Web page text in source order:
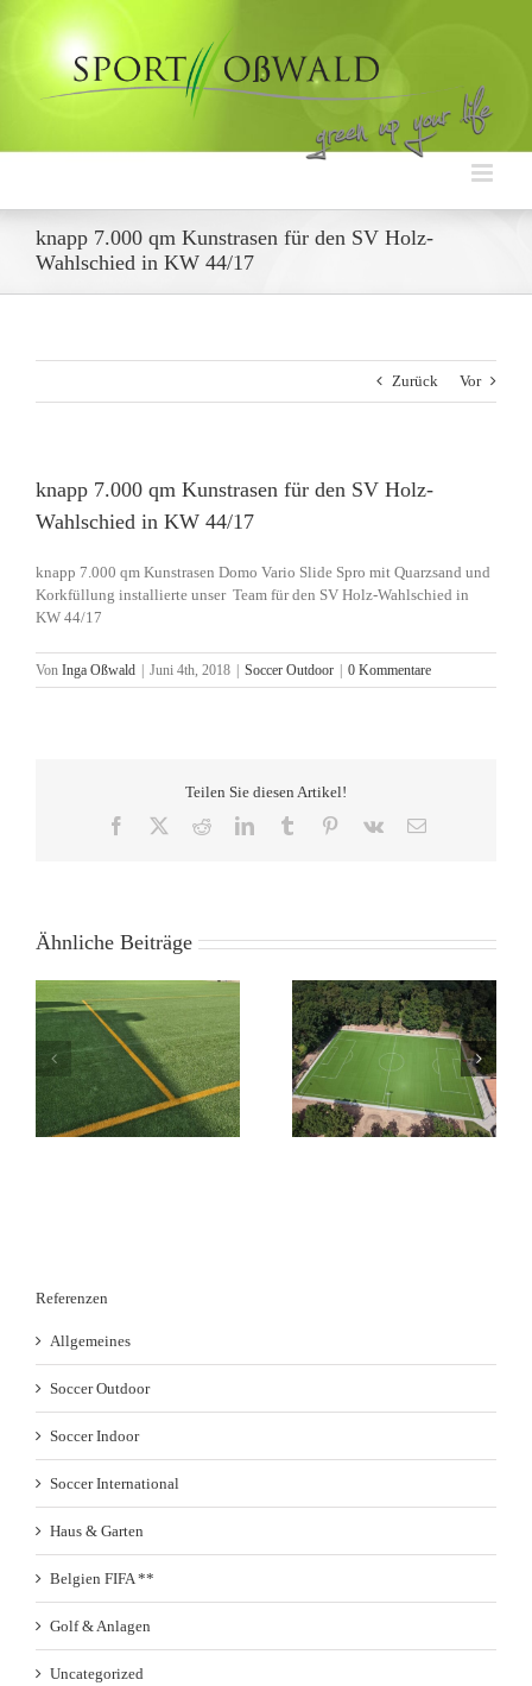
knapp 7.000 qm Kunstrasen für den SV Holz-
Wahlschied in KW 44/17
Zurück Vor
knapp 7.000 qm Kunstrasen für den SV Holz-
Wahlschied in KW 44/17
knapp 7.000 qm Kunstrasen Domo Vario Slide Spro mit Quarzsand und
Korkfüllung installierte unser Team für den SV Holz-Wahlschied in
KW 44/17
Von Inga Oßwald Juni 4th, 2018 Soccer Outdoor 0 Kommentare
Teilen Sie diesen Artikel!
Facebook RedditLinkedInTumblr Pinterest
Vk
E-
Ähnliche Beiträge
Rund 7.500 qm
Kunstrasen GreenField
Pure PT in Kirchhain in
KW 28 /26
Rund 8.000 qm
Kunstrasen DOMO
Duraforce in
Lüdinghausen in KW
26-27 /26
Referenzen
Allgemeines
Soccer Outdoor
Soccer Indoor
Soccer International
Haus & Garten
Belgien FIFA **
Golf & Anlagen
Uncategorized